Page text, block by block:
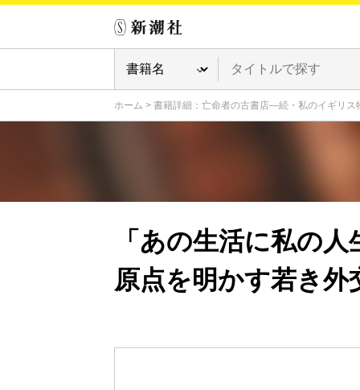
ホーム > 書籍詳細：亡命者の古書店―続・私のイギリ
「あの生活に私の
原点を明かす若き